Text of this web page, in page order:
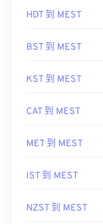
HDT 到 MEST
BST 到 MEST
KST 到 MEST
CAT 到 MEST
MET 到 MEST
IST 到 MEST
NZST 到 MEST